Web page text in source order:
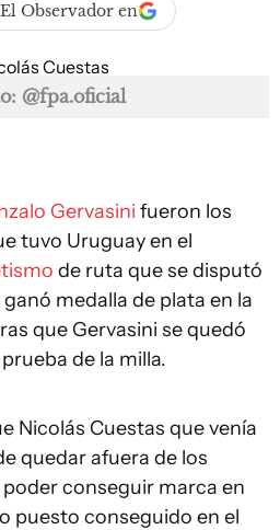
Observador en
@fpa.oficial
Gervasini fueron los
tuvo Uruguay en el
de ruta que se disputó
medalla de plata en la
que Gervasini se quedó
de la milla.
Nicolás Cuestas que venía
quedar afuera de los
conseguir marca en
puesto conseguido en el